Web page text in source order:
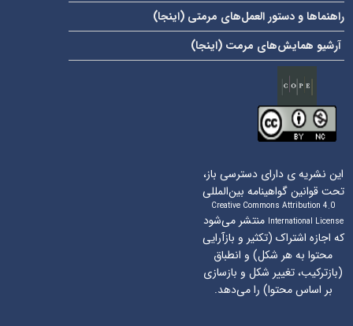
راهنماها و دستور العمل‌های مرمتی ( اینجا)
آرشیو همایش‌های مرمت ( اینجا)
این نشریه ی دارای دسترسی باز،
تحت قوانین گواهینامه بین‌المللی
Creative Commons Attribution 4.0
International Licenseمنتشر می‌شود
که اجازه اشتراک (تکثیر و بازآرایی
محتوا به هر شکل) و انطباق
(بازترکیب، تغییر شکل و بازسازی
بر اساس محتوا) را می‌دهد.